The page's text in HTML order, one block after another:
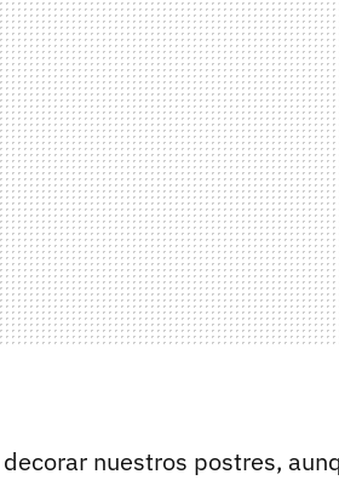
nuestros postres,